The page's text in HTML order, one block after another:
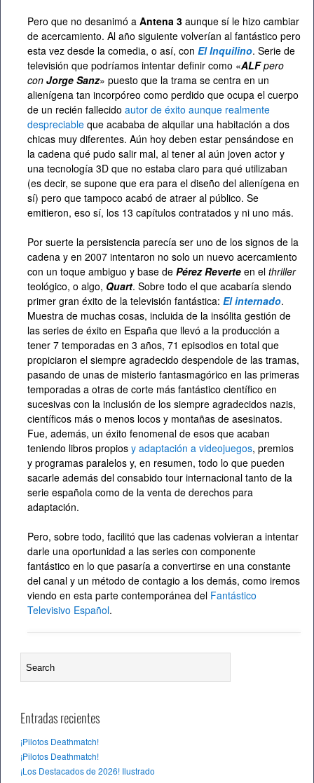
Pero que no desanimó a Antena 3 aunque sí le hizo cambiar
de acercamiento. Al año siguiente volverían al fantástico pero
esta vez desde la comedia, o así, con El Inquilino. Serie de
televisión que podríamos intentar definir como «ALFpero
con Jorge Sanz» puesto que la trama se centra en un
alienígena tan incorpóreo como perdido que ocupa el cuerpo
de un recién fallecido autor de éxito aunque realmente
despreciable que acababa de alquilar una habitación a dos
chicas muy diferentes. Aún hoy deben estar pensándose en
la cadena qué pudo salir mal, al tener al aún joven actor y
una tecnología 3D que no estaba claro para qué utilizaban
(es decir, se supone que era para el diseño del alienígena en
sí) pero que tampoco acabó de atraer al público. Se
emitieron, eso sí, los 13 capítulos contratados y ni uno más.
Por suerte la persistencia parecía ser uno de los signos de la
cadena y en 2007 intentaron no solo un nuevo acercamiento
con un toque ambiguo y base de Pérez Reverte en el thriller
teológico, o algo, Quart. Sobre todo el que acabaría siendo
primer gran éxito de la televisión fantástica: El internado.
Muestra de muchas cosas, incluida de la insólita gestión de
las series de éxito en España que llevó a la producción a
tener 7 temporadas en 3 años, 71 episodios en total que
propiciaron el siempre agradecido despendole de las tramas,
pasando de unas de misterio fantasmagórico en las primeras
temporadas a otras de corte más fantástico científico en
sucesivas con la inclusión de los siempre agradecidos nazis,
científicos más o menos locos y montañas de asesinatos.
Fue, además, un éxito fenomenal de esos que acaban
teniendo libros propios y adaptación a videojuegos, premios
y programas paralelos y, en resumen, todo lo que pueden
sacarle además del consabido tour internacional tanto de la
serie española como de la venta de derechos para
adaptación.
Pero, sobre todo, facilitó que las cadenas volvieran a intentar
darle una oportunidad a las series con componente
fantástico en lo que pasaría a convertirse en una constante
del canal y un método de contagio a los demás, como iremos
viendo en esta parte contemporánea del Fantástico
Televisivo Español.
Entradas recientes
¡Pilotos Deathmatch!
¡Pilotos Deathmatch!
¡Los Destacados de 2026! Ilustrado